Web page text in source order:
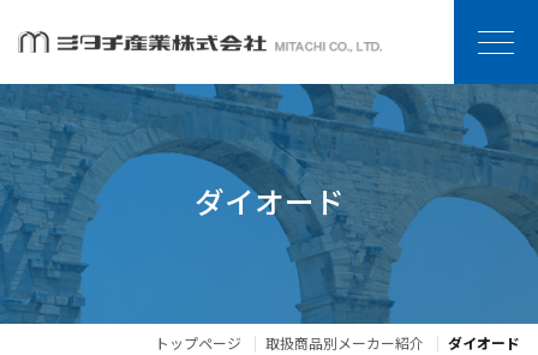
ダイオード
トップページ 取扱商品別メーカー紹介 ダイオード